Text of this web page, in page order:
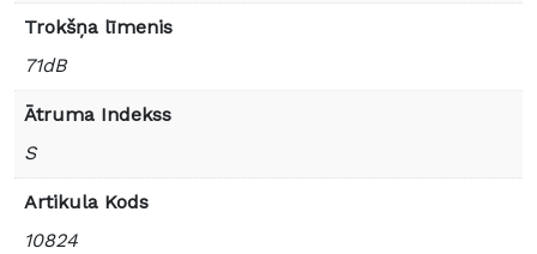
Trokšņa līmenis
71dB
Ātruma Indekss
S
Artikula Kods
10824